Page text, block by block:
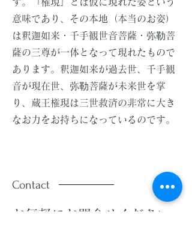
意味であり、その本地（本当のお姿）
は釈迦如来・千手観世音菩薩・弥勒菩
薩の三尊が一体となって現れたもので
あります。釈迦如来が過去世、千手観
音が現在世、弥勒菩薩が未来世を掌
り、蔵王権現は三世救済の非常に大き
なお力をお持ちになっているのです。
Contact
お気軽にお問合せください。